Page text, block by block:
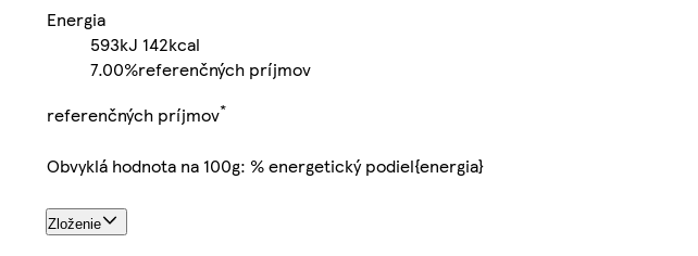
Energia
593kJ 142kcal
7.00%referenčných príjmov
referenčných príjmov*
Obvyklá hodnota na 100g: % energetický podiel{energia}
Zloženie